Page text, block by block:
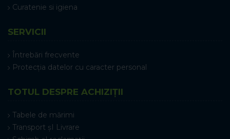
Curatenie si igiena
SERVICII
Întrebări frecvente
Protecția datelor cu caracter personal
TOTUL DESPRE ACHIZIȚII
Tabele de mărimi
Transport șI Livrare